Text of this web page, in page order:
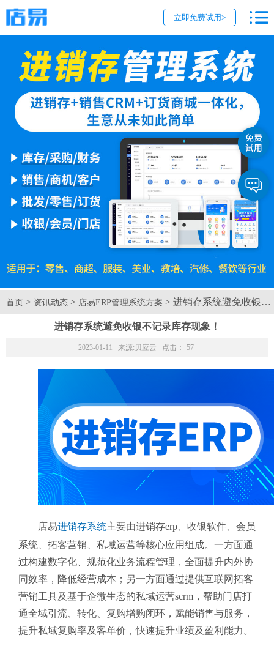
立即免费试用>
首页 > 资讯动态 > 店易ERP管理系统方案 > 进销存系统避免收银
进销存系统避免收银不记录库存现象！
2023-01-11 来源: 贝应云 点击： 57
店易进销存系统主要由进销存erp、收银软件、会员
系统、拓客营销、私域运营等核心应用组成。一方面通
过构建数字化、规范化业务流程管理，全面提升内外协
同效率，降低经营成本；另一方面通过提供互联网拓客
营销工具及基于企微生态的私域运营scrm，帮助门店打
通全域引流、转化、复购增购闭环，赋能销售与服务，
提升私域复购率及客单价，快速提升业绩及盈利能力。